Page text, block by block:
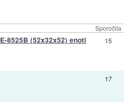
Sporočila
8525B (52x32x52) enoti 15
17